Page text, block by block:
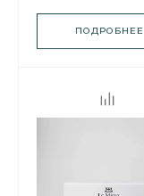
Ле Мью Набор
age
ПОДРОБНЕЕ